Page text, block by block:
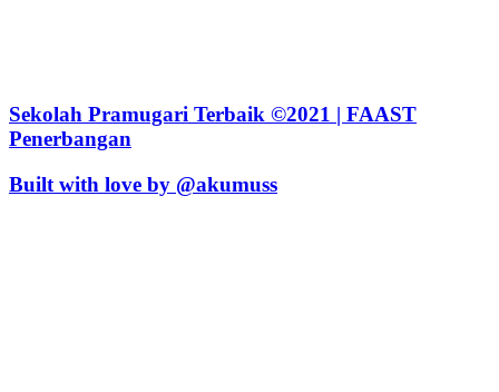
Sekolah Pramugari Terbaik ©2021 | FAAST
Penerbangan
Built with love by @akumuss